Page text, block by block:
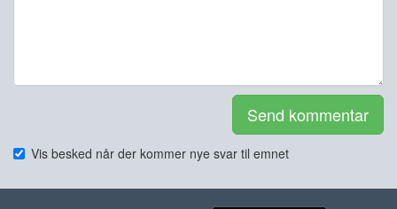
Send kommentar
Vis besked når der kommer nye svar til emnet